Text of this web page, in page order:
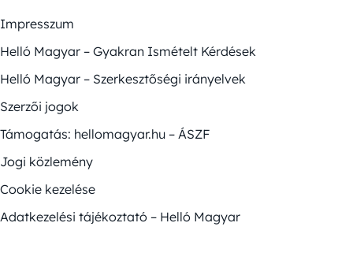
Impresszum
Helló Magyar – Gyakran Ismételt Kérdések
Helló Magyar – Szerkesztőségi irányelvek
Szerzői jogok
Támogatás: hellomagyar.hu – ÁSZF
Jogi közlemény
Cookie kezelése
Adatkezelési tájékoztató – Helló Magyar